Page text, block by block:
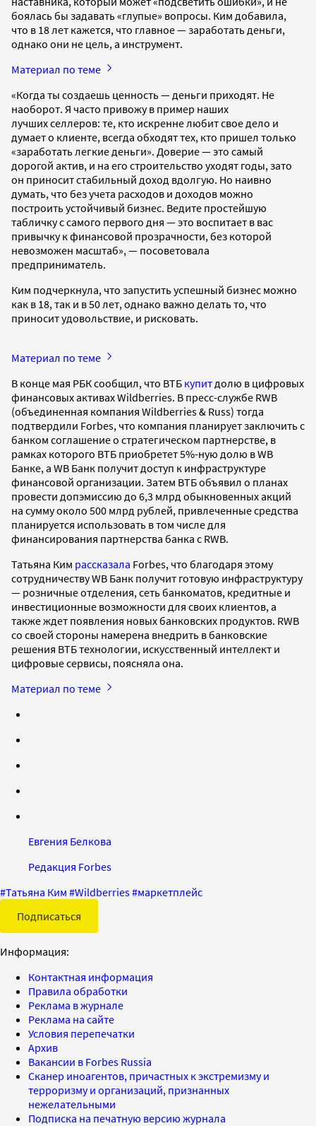
боялась бы задавать «глупые» вопросы. Ким добавила,
что в 18 лет кажется, что главное — заработать деньги,
однако они не цель, а инструмент.
Материал по теме
«Когда ты создаешь ценность — деньги приходят. Не
наоборот. Я часто привожу в пример наших
лучших селлеров: те, кто искренне любит свое дело и
думает о клиенте, всегда обходят тех, кто пришел только
«заработать легкие деньги». Доверие — это самый
дорогой актив, и на его строительство уходят годы, зато
он приносит стабильный доход вдолгую. Но наивно
думать, что без учета расходов и доходов можно
построить устойчивый бизнес. Ведите простейшую
табличку с самого первого дня — это воспитает в вас
привычку к финансовой прозрачности, без которой
невозможен масштаб», — посоветовала
предприниматель.
Ким подчеркнула, что запустить успешный бизнес можно
как в 18, так и в 50 лет, однако важно делать то, что
приносит удовольствие, и рисковать.
Материал по теме
В конце мая РБК сообщил, что ВТБ купит долю в цифровых
финансовых активах Wildberries. В пресс-службе RWB
(объединенная компания Wildberries & Russ) тогда
подтвердили Forbes, что компания планирует заключить с
банком соглашение о стратегическом партнерстве, в
рамках которого ВТБ приобретет 5%-ную долю в WB
Банке, а WB Банк получит доступ к инфраструктуре
финансовой организации. Затем ВТБ объявил о планах
провести допэмиссию до 6,3 млрд обыкновенных акций
на сумму около 500 млрд рублей, привлеченные средства
планируется использовать в том числе для
финансирования партнерства банка с RWB.
Татьяна Ким рассказала Forbes, что благодаря этому
сотрудничеству WB Банк получит готовую инфраструктуру
— розничные отделения, сеть банкоматов, кредитные и
инвестиционные возможности для своих клиентов, а
также ждет появления новых банковских продуктов. RWB
со своей стороны намерена внедрить в банковские
решения ВТБ технологии, искусственный интеллект и
цифровые сервисы, поясняла она.
Материал по теме
Евгения Белкова
Редакция Forbes
#Татьяна Ким #Wildberries#маркетплейс
Подписаться
Информация:
Контактная информация
Правила обработки
Реклама в журнале
Реклама на сайте
Условия перепечатки
Архив
Вакансии в Forbes Russia
Сканер иноагентов, причастных к экстремизму и
терроризму и организаций, признанных
нежелательными
Подписка на печатную версию журнала